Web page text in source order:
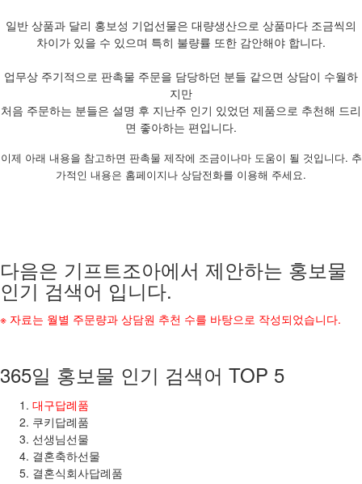
일반 상품과 달리 홍보성 기업선물은 대량생산으로 상품마다 조금씩의
차이가 있을 수 있으며 특히 불량률 또한 감안해야 합니다.
업무상 주기적으로 판촉물 주문을 담당하던 분들 같으면 상담이 수월하
지만
처음 주문하는 분들은 설명 후 지난주 인기 있었던 제품으로 추천해 드리
면 좋아하는 편입니다.
이제 아래 내용을 참고하면 판촉물 제작에 조금이나마 도움이 될 것입니다. 추
가적인 내용은 홈페이지나 상담전화를 이용해 주세요.
다음은 기프트조아에서 제안하는 홍보물
인기 검색어 입니다.
※ 자료는 월별 주문량과 상담원 추천 수를 바탕으로 작성되었습니다.
365일 홍보물 인기 검색어 TOP 5
대구답례품
쿠키답례품
선생님선물
결혼축하선물
결혼식회사답례품